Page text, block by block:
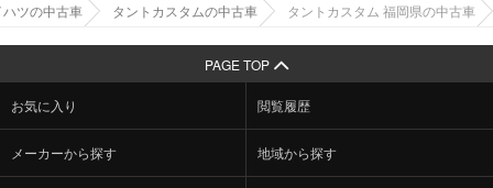
ハツの中古車 タントカスタムの中古車 タントカスタム 福岡県の中古車
PAGE TOP
お気に入り 閲覧履歴
メーカーから探す 地域から探す